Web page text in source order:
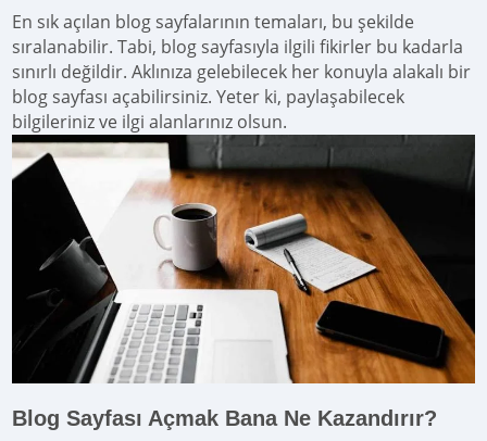
En sık açılan blog sayfalarının temaları, bu şekilde
sıralanabilir. Tabi, blog sayfasıyla ilgili fikirler bu kadarla
sınırlı değildir. Aklınıza gelebilecek her konuyla alakalı bir
blog sayfası açabilirsiniz. Yeter ki, paylaşabilecek
bilgileriniz ve ilgi alanlarınız olsun.
Blog Sayfası Açmak Bana Ne Kazandırır?